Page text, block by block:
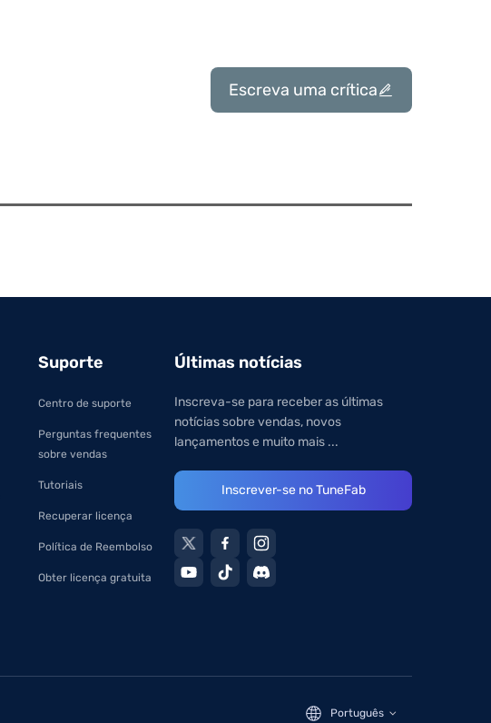
Escreva uma crítica
Suporte
Centro de suporte
Perguntas frequentes
sobre vendas
Tutoriais
Recuperar licença
Política de Reembolso
Obter licença gratuita
Últimas notícias
Inscreva-se para receber as últimas
notícias sobre vendas, novos
lançamentos e muito mais ...
Inscrever-se no TuneFab
Português